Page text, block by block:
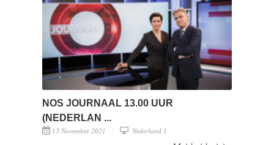
NOS JOURNAAL 13.00 UUR
(NEDERLAN ...
13 November 2021 Nederland 1